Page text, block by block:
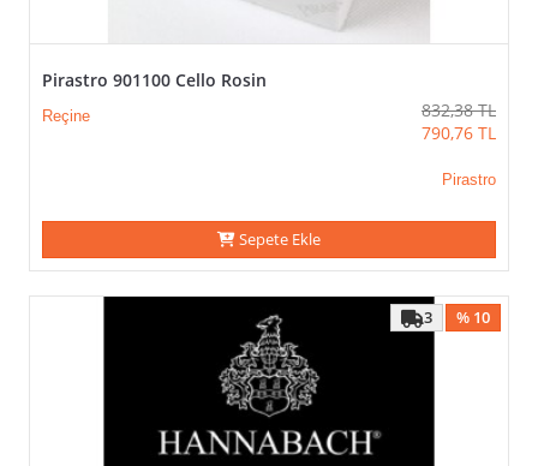
Pirastro 901100 Cello Rosin
Reçine 832,38 TL
790,76 TL
Pirastro
Sepete Ekle
% 10
3